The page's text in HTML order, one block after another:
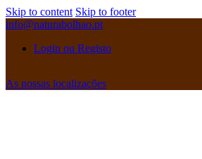
Skip to content Skip to footer
info@naturabolhao.pt
Login ou Registo
As nossas localizações